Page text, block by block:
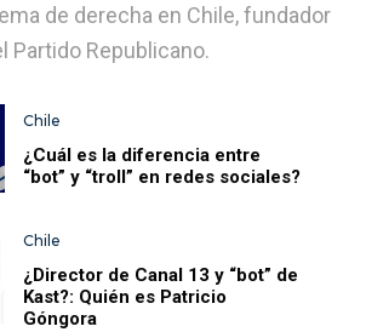
de derecha en Chile, fundador
Partido Republicano.
Chile
¿Cuál es la diferencia entre
“bot” y “troll” en redes sociales?
Chile
¿Director de Canal 13 y “bot” de
Kast?: Quién es Patricio
Góngora